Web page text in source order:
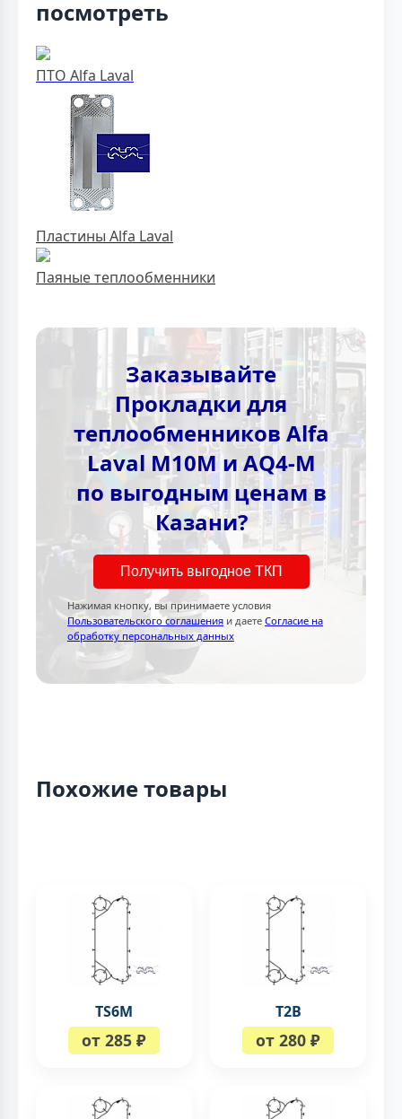
посмотреть
ПТО Alfa Laval
Пластины Alfa Laval
Паяные теплообменники
Заказывайте
Прокладки для
теплообменников Alfa
Laval M10M и AQ4-M
по выгодным ценам в
Казани?
Получить выгодное ТКП
Нажимая кнопку, вы принимаете условия
Пользовательского соглашения и даете Согласие на
обработку персональных данных
Похожие товары
TS6M
от 285 ₽
T2B
от 280 ₽